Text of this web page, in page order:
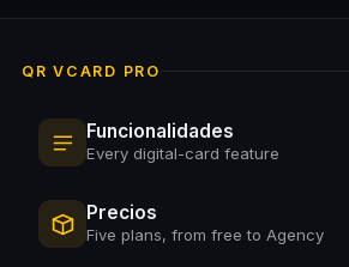
QR VCARD PRO
Funcionalidades
Every digital-card feature
Precios
Five plans, from free to Agency